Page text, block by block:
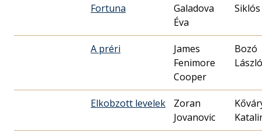
Fortuna
Galadova
Éva
A préri
James
Fenimore
Cooper
Bozó
László
Elkobzott levelek
Zoran
Jovanovic